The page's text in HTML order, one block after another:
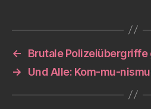
←
Brutale
→
Und Alle: Kom-mu-